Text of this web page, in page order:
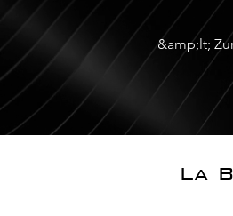
&amp;lt;
La